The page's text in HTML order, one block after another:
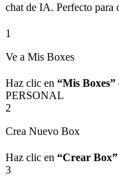
chat de IA. Perfecto para
1
Ve a Mis Boxes
Haz clic en “Mis Boxes”
PERSONAL
2
Crea Nuevo Box
Haz clic en “Crear Box”
3